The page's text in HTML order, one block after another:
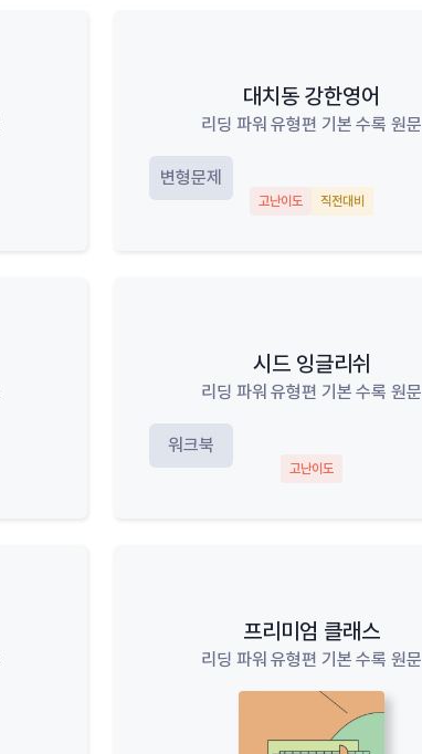
대치동 강한영어
리딩 파워 유형편 기본 수록 원문
변형문제
고난이도 직전대비
시드 잉글리쉬
리딩 파워 유형편 기본 수록 원문
워크북
고난이도
프리미엄 클래스
리딩 파워 유형편 기본 수록 원문